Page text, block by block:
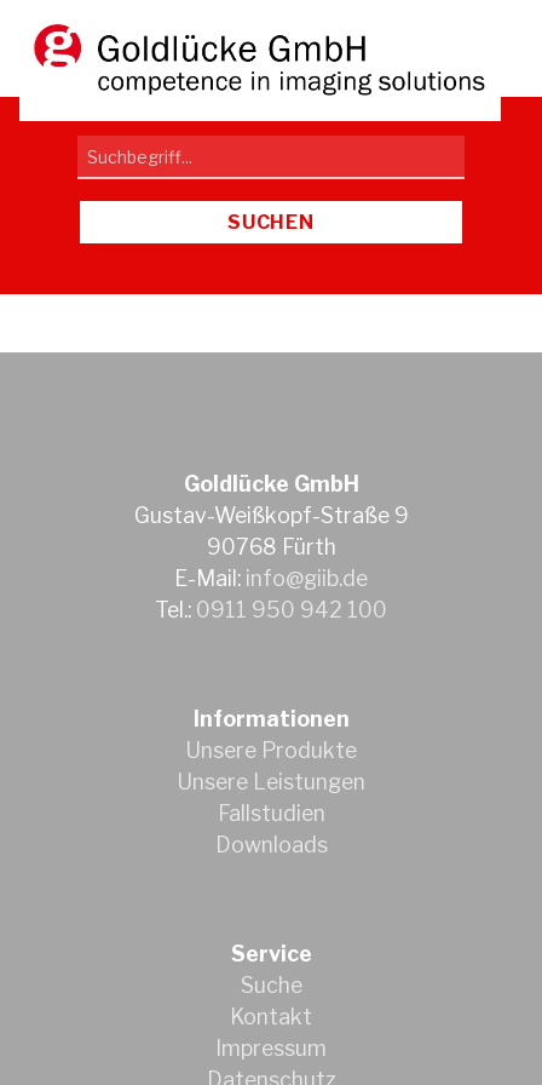
Goldlücke GmbH
Gustav-Weißkopf-Straße 9
90768 Fürth
E-Mail: info@giib.de
Tel.: 0911 950 942 100
Informationen
Unsere Produkte
Unsere Leistungen
Fallstudien
Downloads
Service
Suche
Kontakt
Impressum
Datenschutz